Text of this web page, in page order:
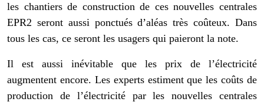
les chantiers de construction de ces nouvelles centrales
EPR2 seront aussi ponctués d’aléas très coûteux. Dans
tous les cas, ce seront les usagers qui paieront la note.
Il est aussi inévitable que les prix de l’électricité
augmentent encore. Les experts estiment que les coûts de
production de l’électricité par les nouvelles centrales